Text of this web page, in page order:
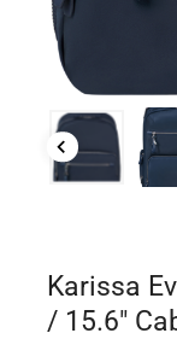
Karissa
/ 15.6″